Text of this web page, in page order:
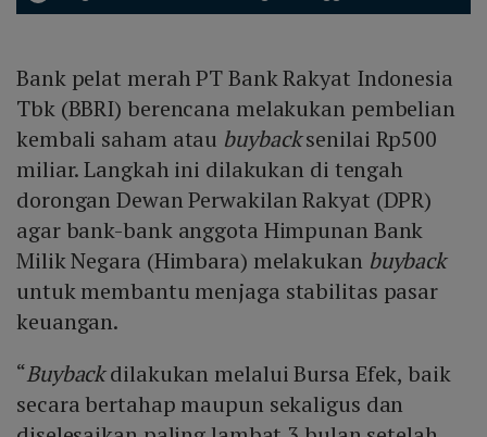
Bank pelat merah PT Bank Rakyat Indonesia
Tbk (BBRI) berencana melakukan pembelian
kembali saham atau buybacksenilai Rp500
miliar. Langkah ini dilakukan di tengah
dorongan Dewan Perwakilan Rakyat (DPR)
agar bank-bank anggota Himpunan Bank
Milik Negara (Himbara) melakukan buyback
untuk membantu menjaga stabilitas pasar
keuangan.
“Buybackdilakukan melalui Bursa Efek, baik
secara bertahap maupun sekaligus dan